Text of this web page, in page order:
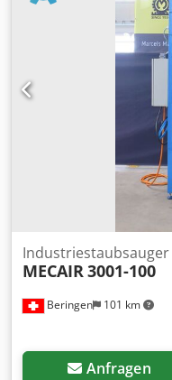
Beringen 101 km
Industriestaubsauger
MECAIR3001-100
Anfragen